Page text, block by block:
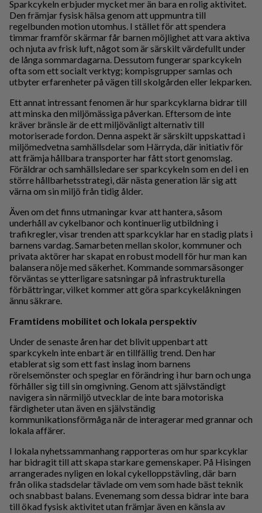
Sparkcykeln erbjuder mycket mer än bara en rolig aktivitet.
Den främjar fysisk hälsa genom att uppmuntra till
regelbunden motion utomhus. I stället för att spendera
timmar framför skärmar får barnen möjlighet att vara aktiva
och njuta av frisk luft, något som är särskilt värdefullt under
de långa sommardagarna. Dessutom fungerar sparkcykeln
ofta som ett socialt verktyg; kompisgrupper samlas och
utbyter erfarenheter på vägen till skolgården eller lekparken.
Ett annat intressant fenomen är hur sparkcyklarna bidrar till
att minska den miljömässiga påverkan. Eftersom de inte
kräver bränsle är de ett miljövänligt alternativ till
motoriserade fordon. Denna aspekt är särskilt uppskattad i
miljömedvetna samhällsdelar som Härryda, där initiativ för
att främja hållbara transporter har fått stort genomslag.
Föräldrar och samhällsledare ser sparkcykeln som en del i en
större hållbarhetsstrategi, där nästa generation lär sig att
värna om sin miljö från tidig ålder.
Även om det finns utmaningar kvar att hantera, såsom
underhåll av cykelbanor och kontinuerlig utbildning i
trafikregler, visar trenden att sparkcyklar har en stadig plats i
barnens vardag. Samarbeten mellan skolor, kommuner och
privata aktörer har skapat en robust modell för hur man kan
balansera nöje med säkerhet. Kommande sommarsäsonger
förväntas se ytterligare satsningar på infrastrukturella
förbättringar, vilket kommer att göra sparkcykelåkningen
ännu säkrare.
Framtidens mobilitet och lokala perspektiv
Under de senaste åren har det blivit uppenbart att
sparkcykeln inte enbart är en tillfällig trend. Den har
etablerat sig som ett fast inslag inom barnens
rörelsemönster och speglar en förändring i hur barn och unga
förhåller sig till sin omgivning. Genom att självständigt
navigera sin närmiljö utvecklar de inte bara motoriska
färdigheter utan även en självständig
kommunikationsförmåga när de interagerar med grannar och
lokala affärer.
I lokala nyhetssammanhang rapporteras om hur sparkcyklar
har bidragit till att skapa starkare gemenskaper. På Hisingen
arrangerades nyligen en lokal cykelloppstävling, där barn
från olika stadsdelar tävlade om vem som hade bäst teknik
och snabbast balans. Evenemang som dessa bidrar inte bara
till ökad fysisk aktivitet utan främjar även en känsla av